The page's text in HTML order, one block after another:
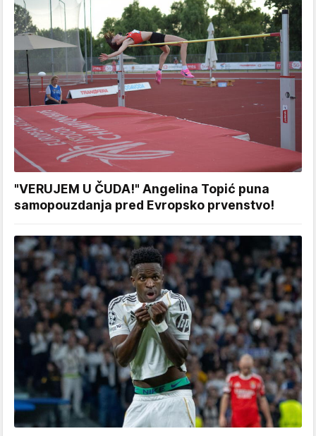
"VERUJEM U ČUDA!" Angelina Topić puna
samopouzdanja pred Evropsko prvenstvo!